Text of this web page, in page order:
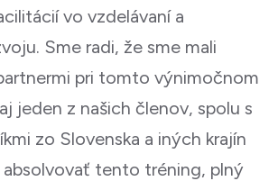
vo vzdelávaní a
Sme radi, že sme mali
pri tomto výnimočnom
jeden z našich členov, spolu s
zo Slovenska a iných krajín
absolvovať tento tréning, plný